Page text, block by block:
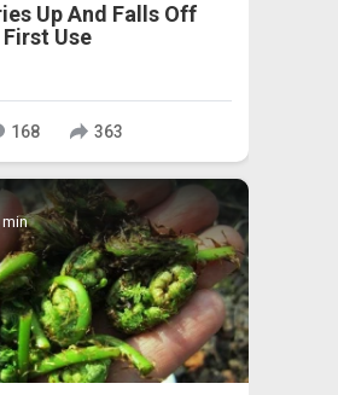
Up And Falls Off
Use
168 363
min